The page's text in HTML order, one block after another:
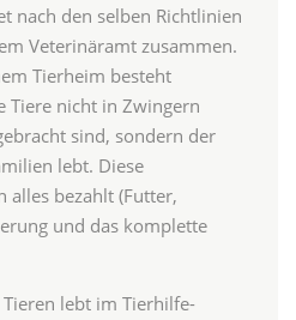
nach den selben Richtlinien
Veterinäramt zusammen.
Tierheim besteht
Tiere nicht in Zwingern
sind, sondern der
lebt. Diese
alles bezahlt (Futter,
und das komplette
lebt im Tierhilfe-